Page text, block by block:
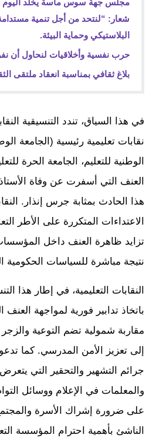
شعار: “لنتحد من أجل تنمية
البلاستيكي وحماية البيئة.
حرب نفسية وأخلاقيات لنحاول أن
بلاغ ثقافي بمناسبة انعقاد ملتقى
في هذا السياق، تندد التنسيقية
نقابات تعليمية رئيسية (الجامعة
الوطنية للتعليم، الجامعة الحرة
العنف التي أسفرت عن وفاة
هذا الحادث بمثابة جرس إنذار.
الاعتداءات المتكررة على الأطر
تزايد ظاهرة العنف داخل المؤسسات
نتيجة مباشرة للسياسات الحكومية
النقابات التعليمية، في إطار هذا
باتخاذ تدابير فورية لمواجهة العنف
مقاربة شمولية تضم التوعية
إلى تعزيز الأمن المدرسي. كما
جرائم التشهير والتحقير التي
والمعلمات في الإعلام ووسائل
على ضرورة إشراك الأسرة
الناشئ بأهمية احترام المؤسسة